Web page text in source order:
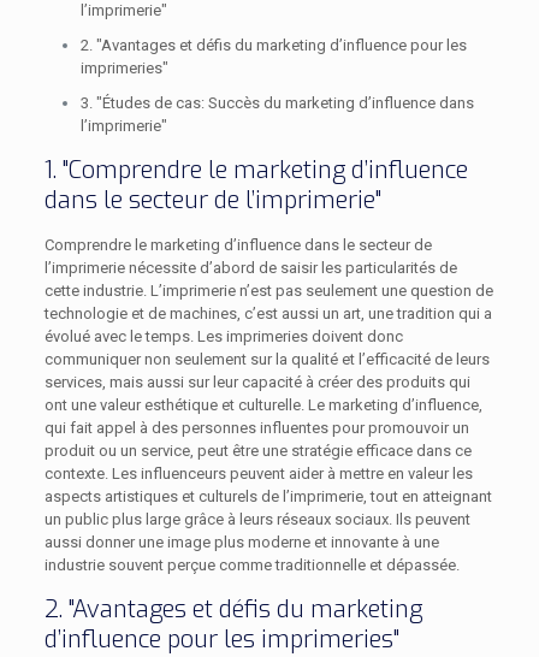
l’imprimerie"
2. "Avantages et défis du marketing d’influence pour les
imprimeries"
3. "Études de cas: Succès du marketing d’influence dans
l’imprimerie"
1. "Comprendre le marketing d’influence
dans le secteur de l’imprimerie"
Comprendre le marketing d’influence dans le secteur de
l’imprimerie nécessite d’abord de saisir les particularités de
cette industrie. L’imprimerie n’est pas seulement une question de
technologie et de machines, c’est aussi un art, une tradition qui a
évolué avec le temps. Les imprimeries doivent donc
communiquer non seulement sur la qualité et l’efficacité de leurs
services, mais aussi sur leur capacité à créer des produits qui
ont une valeur esthétique et culturelle. Le marketing d’influence,
qui fait appel à des personnes influentes pour promouvoir un
produit ou un service, peut être une stratégie efficace dans ce
contexte. Les influenceurs peuvent aider à mettre en valeur les
aspects artistiques et culturels de l’imprimerie, tout en atteignant
un public plus large grâce à leurs réseaux sociaux. Ils peuvent
aussi donner une image plus moderne et innovante à une
industrie souvent perçue comme traditionnelle et dépassée.
2. "Avantages et défis du marketing
d’influence pour les imprimeries"